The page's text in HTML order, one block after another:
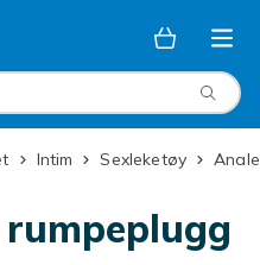
Intim Sexleketøy